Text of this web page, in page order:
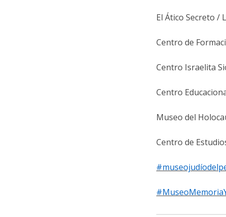
El Ático Secreto /
Centro de
Centro Israelita
Centro
Museo del
Centro de